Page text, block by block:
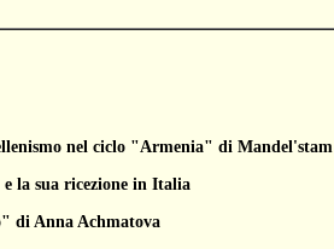
nel ciclo "Armenia" di Mandel'stam
la sua ricezione in Italia
di Anna Achmatova